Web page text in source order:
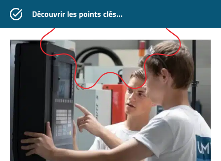
Découvrir les points clés…